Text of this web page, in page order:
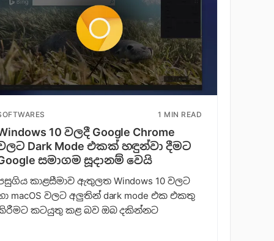
1 MIN READ
10 වලදී Google Chrome
Dark Mode එකක් හඳුන්වා දීමට
සමාගම සූදානම් වෙයි
කාළසීමාව ඇතුලත Windows 10 වලට
macOS වලට අලුතින් dark mode එක එකතු
කටයුතු කළ බව ඔබ දකින්නට